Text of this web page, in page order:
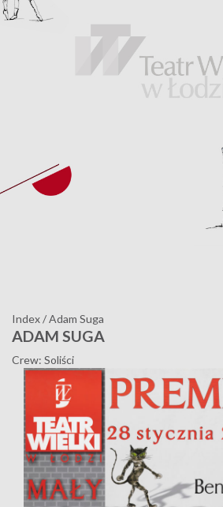
Index/Adam Suga
ADAM SUGA
Crew: Soliści